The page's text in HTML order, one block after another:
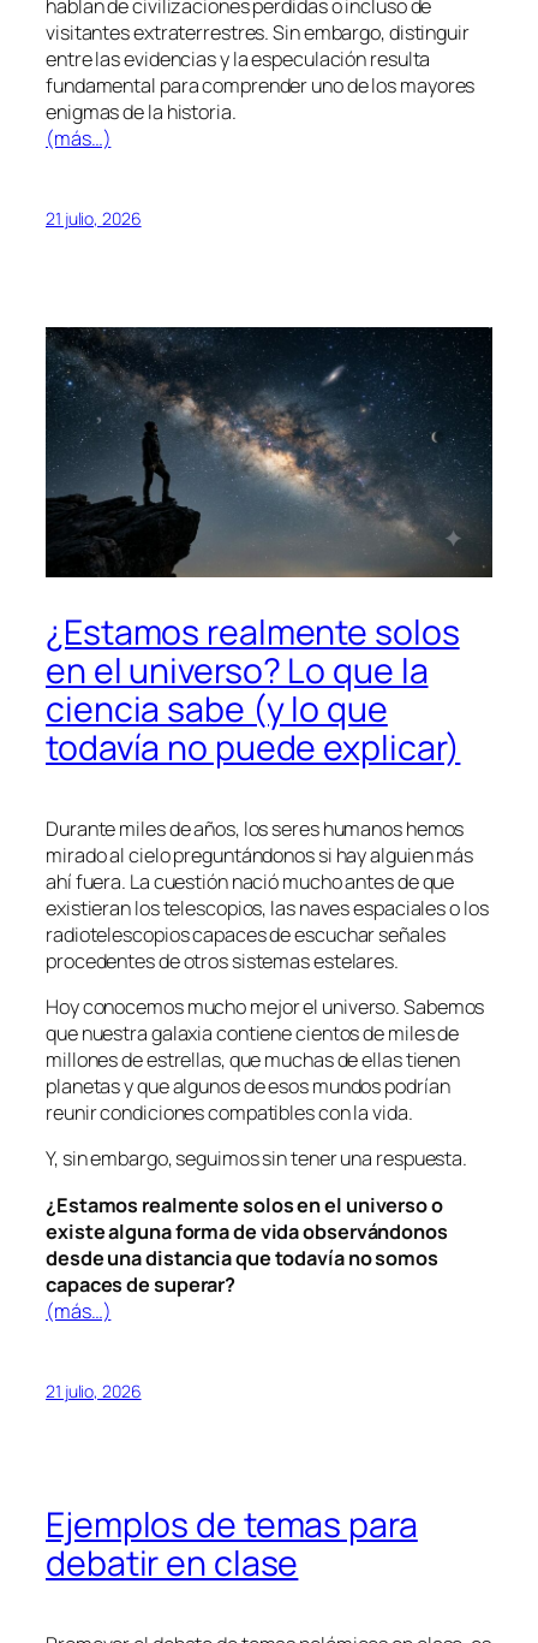
hablan de civilizaciones perdidas o incluso de
visitantes extraterrestres. Sin embargo, distinguir
entre las evidencias y la especulación resulta
fundamental para comprender uno de los mayores
enigmas de la historia.
(más…)
21 julio, 2026
¿Estamos realmente solos
en el universo? Lo que la
ciencia sabe (y lo que
todavía no puede explicar)
Durante miles de años, los seres humanos hemos
mirado al cielo preguntándonos si hay alguien más
ahí fuera. La cuestión nació mucho antes de que
existieran los telescopios, las naves espaciales o los
radiotelescopios capaces de escuchar señales
procedentes de otros sistemas estelares.
Hoy conocemos mucho mejor el universo. Sabemos
que nuestra galaxia contiene cientos de miles de
millones de estrellas, que muchas de ellas tienen
planetas y que algunos de esos mundos podrían
reunir condiciones compatibles con la vida.
Y, sin embargo, seguimos sin tener una respuesta.
¿Estamos realmente solos en el universo o
existe alguna forma de vida observándonos
desde una distancia que todavía no somos
capaces de superar?
(más…)
21 julio, 2026
Ejemplos de temas para
debatir en clase